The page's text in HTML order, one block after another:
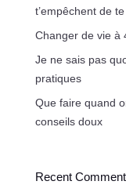
t’empêchent de
Changer de vie à
Je ne sais pas
pratiques
Que faire quand
conseils doux
Recent